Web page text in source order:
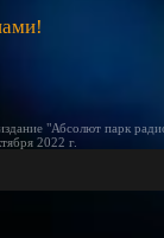
"Абсолют парк
2022 г.